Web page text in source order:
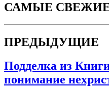
САМЫЕ
ПРЕДЫДУЩИЕ
Подделка из
понимание